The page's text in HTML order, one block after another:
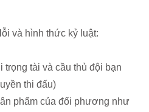
và hình thức kỷ luật:
tài và cầu thủ đội bạn
thi đấu)
phẩm của đối phương như